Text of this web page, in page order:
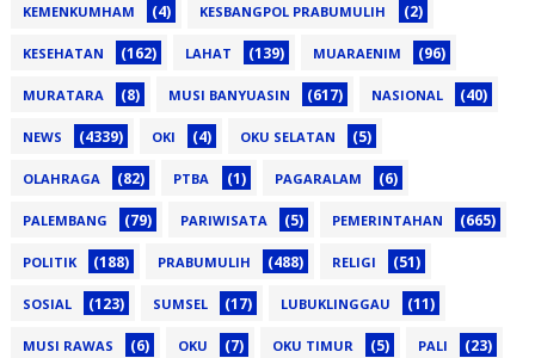
KEMENKUMHAM (4) KESBANGPOL PRABUMULIH (2)
KESEHATAN (162) LAHAT (139) MUARAENIM (96)
MURATARA (8) MUSI BANYUASIN (617) NASIONAL (40)
NEWS (4339) OKI (4) OKU SELATAN (5)
OLAHRAGA (82) PTBA (1) PAGARALAM (6)
PALEMBANG (79) PARIWISATA (5) PEMERINTAHAN (665)
POLITIK (188) PRABUMULIH (488) RELIGI (51)
SOSIAL (123) SUMSEL (17) LUBUKLINGGAU (11)
MUSI RAWAS (6) OKU (7) OKU TIMUR (5) PALI (23)